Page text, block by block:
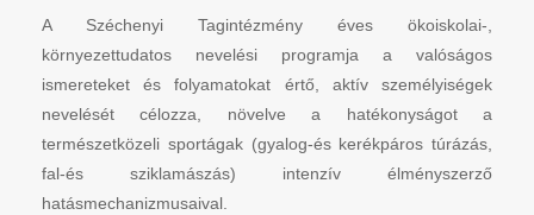
A Széchenyi Tagintézmény éves ökoiskolai-,
környezettudatos nevelési programja a valóságos
ismereteket és folyamatokat értő, aktív személyiségek
nevelését célozza, növelve a hatékonyságot a
természetközeli sportágak (gyalog-és kerékpáros túrázás,
fal-és sziklamászás) intenzív élményszerző
hatásmechanizmusaival.